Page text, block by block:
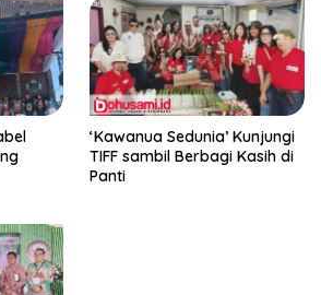
‘Kawanua Sedunia’ Kunjungi
TIFF sambil Berbagi Kasih di
Panti